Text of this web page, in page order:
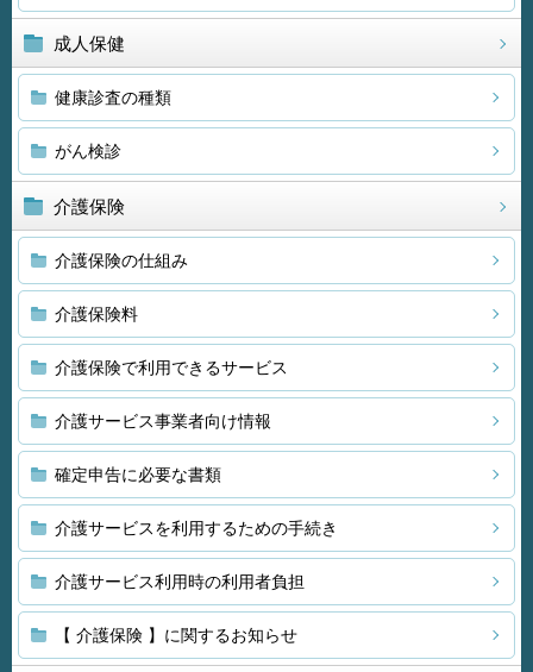
成人保健
健康診査の種類
がん検診
介護保険
介護保険の仕組み
介護保険料
介護保険で利用できるサービス
介護サービス事業者向け情報
確定申告に必要な書類
介護サービスを利用するための手続き
介護サービス利用時の利用者負担
【 介護保険 】に関するお知らせ